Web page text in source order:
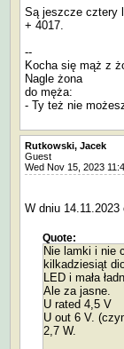
Są jeszcze cztery
+ 4017.
--
Kocha się mąż z
Nagle żona
do męża:
- Ty też nie
Rutkowski, Jacek
Guest
Wed Nov 15, 2023
W dniu
Quote:
Nie lamki i nie
kilkadziesiąt
LED i mała
Ale za jasne.
U rated 4,5 V
U out 6 V.
2,7 W.